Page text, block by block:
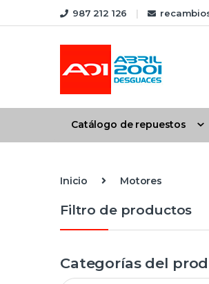
Skip to navigation
Skip to content987 212 126
Catálogo de repuestos
Inicio Motores
Filtro de productos
Categorías del